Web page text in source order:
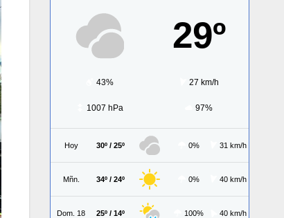
29º
43% 27 km/h
1007 hPa 97%
Hoy 30º / 25º 0% 31 km/h
Mñn. 34º / 24º 0% 40 km/h
Dom. 18 25º / 14º 100% 40 km/h